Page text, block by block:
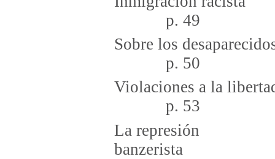
p. 49
Sobre los
p. 50
Violaciones a la
p. 53
La represión